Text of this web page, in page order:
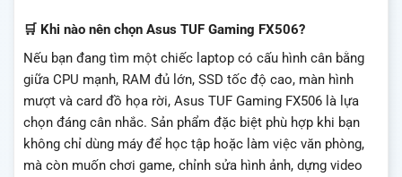
🛒 Khi nào nên chọn Asus TUF Gaming FX506?
Nếu bạn đang tìm một chiếc laptop có cấu hình cân bằng
giữa CPU mạnh, RAM đủ lớn, SSD tốc độ cao, màn hình
mượt và card đồ họa rời, Asus TUF Gaming FX506 là lựa
chọn đáng cân nhắc. Sản phẩm đặc biệt phù hợp khi bạn
không chỉ dùng máy để học tập hoặc làm việc văn phòng,
mà còn muốn chơi game, chỉnh sửa hình ảnh, dựng video